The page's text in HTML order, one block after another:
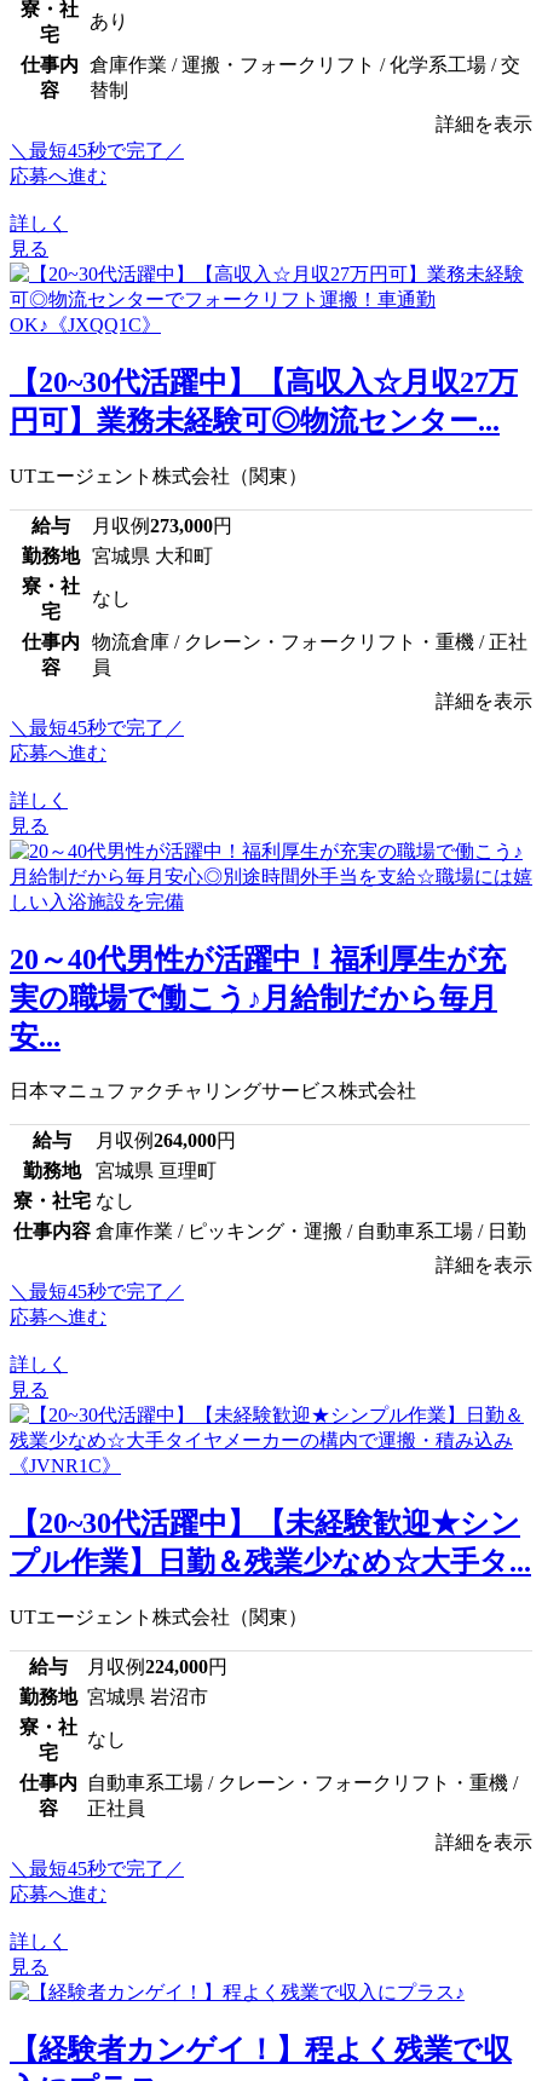
寮・社
宅
あり
仕事内
容
倉庫作業 / 運搬・フォークリフト / 化学系工場 / 交
替制
詳細を表示
＼最短45秒で完了／
応募へ進む
詳しく
見る
【20~30代活躍中】【高収入☆月収27万
円可】業務未経験可◎物流センター...
UTエージェント株式会社（関東）
給与 月収例273,000円
勤務地
宮城県 大和町
寮・社
宅
なし
仕事内
容
物流倉庫 / クレーン・フォークリフト・重機 / 正社
員
詳細を表示
＼最短45秒で完了／
応募へ進む
詳しく
見る
20～40代男性が活躍中！福利厚生が充
実の職場で働こう♪月給制だから毎月
安...
日本マニュファクチャリングサービス株式会社
給与 月収例264,000円
勤務地
宮城県 亘理町
寮・社宅 なし
仕事内容 倉庫作業 / ピッキング・運搬 / 自動車系工場 / 日勤
詳細を表示
＼最短45秒で完了／
応募へ進む
詳しく
見る
【20~30代活躍中】【未経験歓迎★シン
プル作業】日勤＆残業少なめ☆大手タ...
UTエージェント株式会社（関東）
給与 月収例224,000円
勤務地 宮城県 岩沼市
寮・社
宅
なし
仕事内
容
自動車系工場 / クレーン・フォークリフト・重機 /
正社員
詳細を表示
＼最短45秒で完了／
応募へ進む
詳しく
見る
【経験者カンゲイ！】程よく残業で収